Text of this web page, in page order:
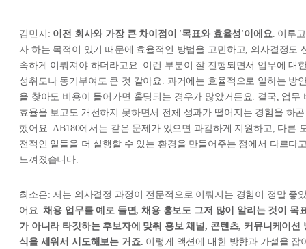
김민지: 이전 회사와 가장 큰 차이점이 '목표와 효율성'이에요 . 이루고
자 하는 목적이 있기 때문에 효율적인 방법을 고민하고, 의사결정도
속하게 이뤄져야 하더라고요. 이런 부분이 잘 진행되면서 업무에 대
성취도나 동기부여도 큰 것 같아요. 과거에는 효율적으로 일하는 방
을 찾아도 비용이 들어가면 홀딩되는 경우가 많았거든요. 결국, 업무
효율을 보고도 개선하지 못하면서 전체 성과가 떨어지는 경험을 하곤
했어요. AB180에서는 같은 문제가 있으면 과감하게 지원하고, 다른
전적인 일들을 더 실행할 수 있는 환경을 만들어주는 점에서 다르다
느껴졌습니다.
최소은: 저는 의사결정 과정이 전문적으로 이뤄지는 경험이 정말 좋
어요.채용 업무를 예로 들면, 채용 홍보도 그저 많이 알리는 것이 목
가 아니라 타깃하는 후보자에 맞춰 홍보 채널, 콘텐츠, 커뮤니케이션
식을 세워서 시도해보는 거죠. 이렇게 액션에 대한 방향과 가설을 잡